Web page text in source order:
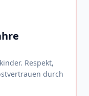
Respekt,
durch